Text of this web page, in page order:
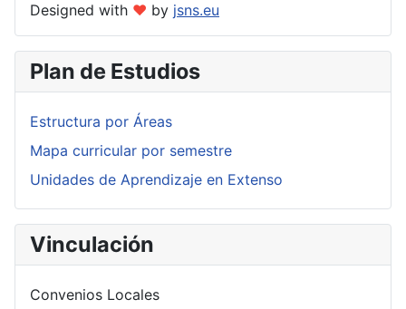
Designed with ❤ by jsns.eu
Plan de Estudios
Estructura por Áreas
Mapa curricular por semestre
Unidades de Aprendizaje en Extenso
Vinculación
Convenios Locales